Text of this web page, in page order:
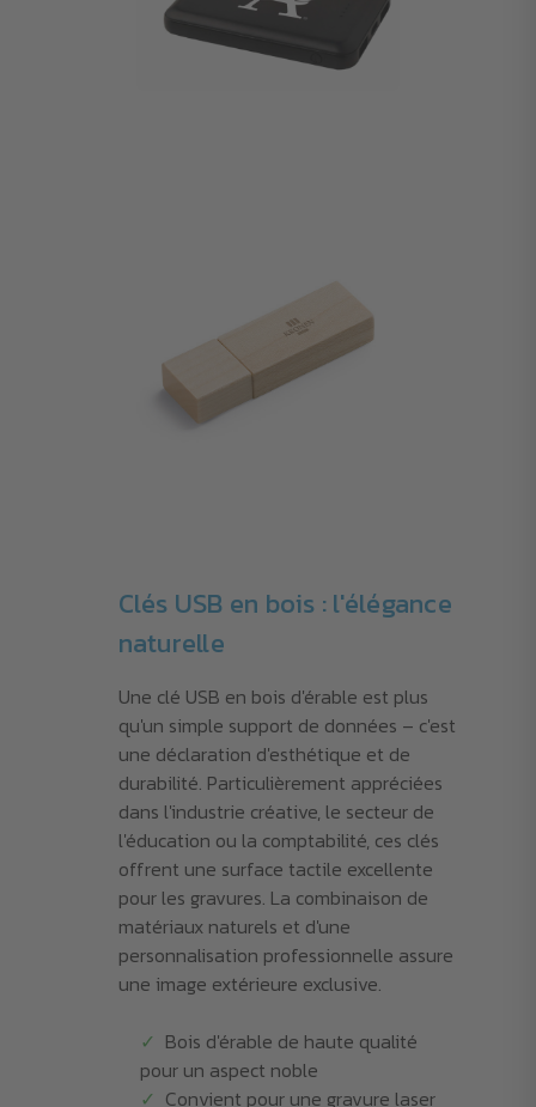
Clés USB en bois : l'élégance
naturelle
Une clé USB en bois d'érable est plus
qu'un simple support de données – c'est
une déclaration d'esthétique et de
durabilité. Particulièrement appréciées
dans l'industrie créative, le secteur de
l'éducation ou la comptabilité, ces clés
offrent une surface tactile excellente
pour les gravures. La combinaison de
matériaux naturels et d'une
personnalisation professionnelle assure
une image extérieure exclusive.
Bois d'érable de haute qualité
pour un aspect noble
Convient pour une gravure laser